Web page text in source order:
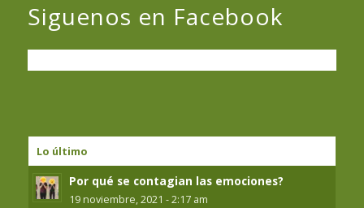
Siguenos en Facebook
Lo último
Por qué se contagian las emociones?
19 noviembre, 2021 - 2:17 am